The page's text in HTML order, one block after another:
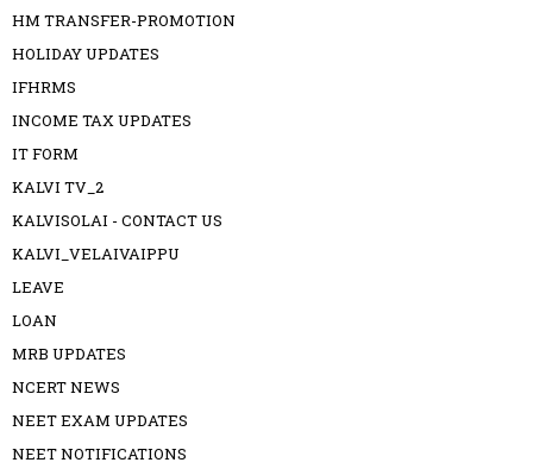
HM TRANSFER-PROMOTION
HOLIDAY UPDATES
IFHRMS
INCOME TAX UPDATES
IT FORM
KALVI TV_2
KALVISOLAI - CONTACT US
KALVI_VELAIVAIPPU
LEAVE
LOAN
MRB UPDATES
NCERT NEWS
NEET EXAM UPDATES
NEET NOTIFICATIONS